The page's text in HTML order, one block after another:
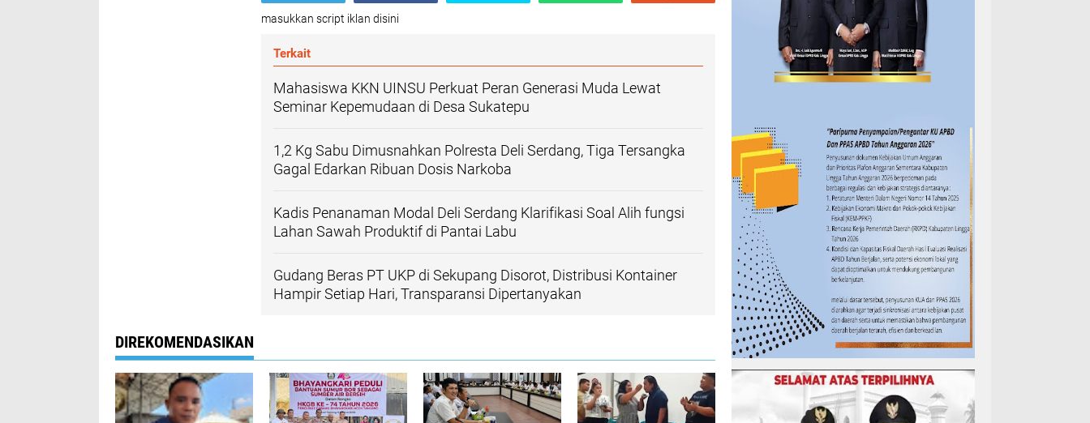
masukkan script iklan disini
Terkait
Mahasiswa KKN UINSU Perkuat Peran Generasi Muda Lewat
Seminar Kepemudaan di Desa Sukatepu
1,2 Kg Sabu Dimusnahkan Polresta Deli Serdang, Tiga Tersangka
Gagal Edarkan Ribuan Dosis Narkoba
Kadis Penanaman Modal Deli Serdang Klarifikasi Soal Alih fungsi
Lahan Sawah Produktif di Pantai Labu
Gudang Beras PT UKP di Sekupang Disorot, Distribusi Kontainer
Hampir Setiap Hari, Transparansi Dipertanyakan
DIREKOMENDASIKAN